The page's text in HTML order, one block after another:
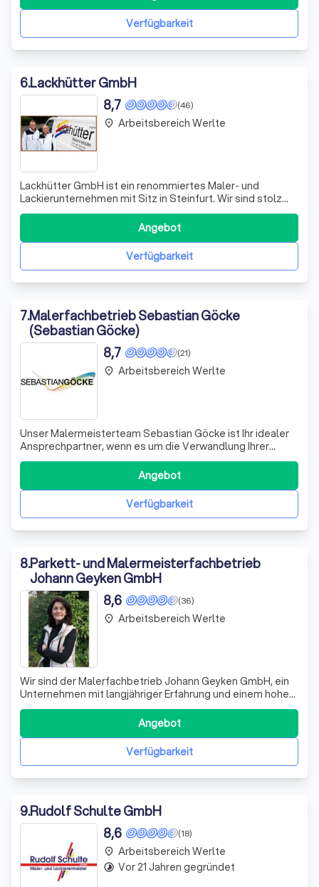
Alois Heuing und seiner Frau, Berta Heuing, gegründet. In
einer kleinen Werkstatt mit Büro und
Verfügbarkeit
6.Lackhütter GmbH
(46)
8,7
Lackhütter GmbH ist ein renommiertes Maler- und
Lackierunternehmen mit Sitz in Steinfurt. Wir sind stolz
darauf, uns durch unsere Expertise und unser Engagement
für Qualität von anderen Unternehmen abzuheben. Unser
Team besteht aus hochqualifizierten Fachleuten, die sich
leidenschaftlich für ihre ArVerfügbarkeit
Angebot
place Arbeitsbereich Werlte
7.Malerfachbetrieb Sebastian Göcke
(Sebastian Göcke)
(21)
8,7
Unser Malermeisterteam Sebastian Göcke ist Ihr idealer
Ansprechpartner, wenn es um die Verwandlung Ihrer
Räumlichkeiten geht. Mit über 14 Jahren Erfahrung und
mehr als 1000 gestalteten Objekten haben wir uns auf
Tapeziertechniken, kreative Wandgestaltung und
Fußböden spezialisiert. Ob es sich um Ihr
Verfügbarkeit
Angebot
place Arbeitsbereich Werlte
8.Parkett- und Malermeisterfachbetrieb
Johann Geyken GmbH
(36)
8,6
Wir sind der Malerfachbetrieb Johann Geyken GmbH, ein
Unternehmen mit langjähriger Erfahrung und einem hohen
Anspruch an Qualität und Kundenzufriedenheit. Unser
Team besteht aus vielseitig ausgebildeten Mitarbeitern,
die jede noch so schwierige Aufgabe meistern. Wir legen
großen Wert auf intensive GVerfügbarkeit
Angebot
place Arbeitsbereich Werlte
9.Rudolf Schulte GmbH
(18)
8,6
place Arbeitsbereich Werlte
timelapse Vor 21 Jahren gegründet